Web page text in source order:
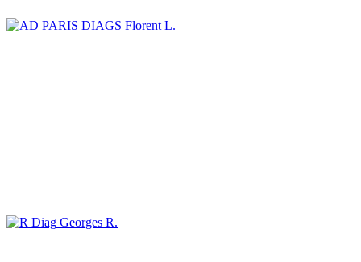
Florent L.
Georges R.